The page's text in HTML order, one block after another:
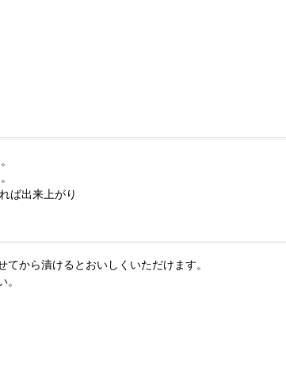
ば出来上がり
から漬けるとおいしくいただけます。